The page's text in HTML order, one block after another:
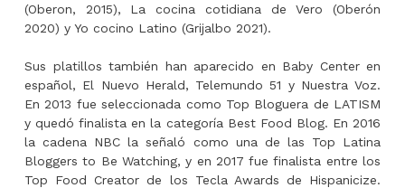
(Oberon, 2015), La cocina cotidiana de Vero (Oberón
2020) y Yo cocino Latino (Grijalbo 2021).
Sus platillos también han aparecido en Baby Center en
español, El Nuevo Herald, Telemundo 51 y Nuestra Voz.
En 2013 fue seleccionada como Top Bloguera de LATISM
y quedó finalista en la categoría Best Food Blog. En 2016
la cadena NBC la señaló como una de las Top Latina
Bloggers to Be Watching, y en 2017 fue finalista entre los
Top Food Creator de los Tecla Awards de Hispanicize.